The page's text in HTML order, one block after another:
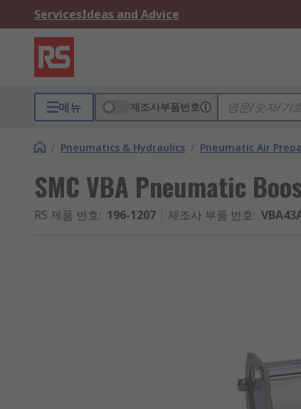
ServicesIdeas and Advice
메뉴 제조사부품번호
/ Pneumatics & Hydraulics / Pneumatic Air
SMC VBA Pneumatic
RS 제품 번호: 196-1207 제조사 부품 번호: